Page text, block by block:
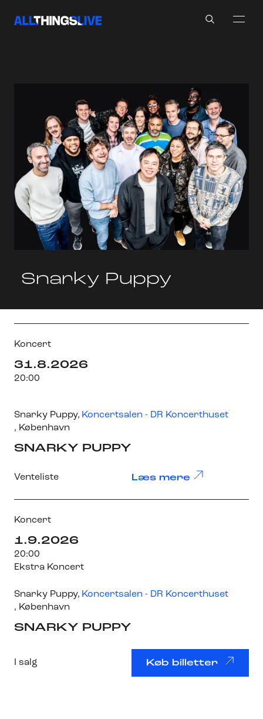
Snarky Puppy
Koncert
31.8.2026
20:00
Snarky Puppy, Koncertsalen - DR Koncerthuset
, København
SNARKY PUPPY
Venteliste Læs mere
Koncert
1.9.2026
20:00
Ekstra Koncert
Snarky Puppy, Koncertsalen - DR Koncerthuset
, København
SNARKY PUPPY
I salg Køb billetter